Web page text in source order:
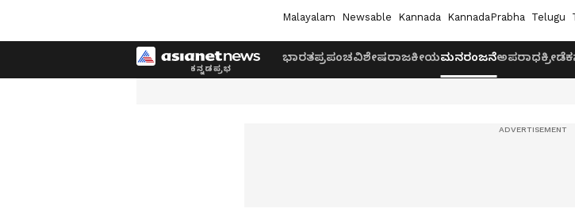
Malayalam Newsable Kannada KannadaPrabha Telugu
ಭಾರತಪ್ರಪಂಚವಿಶೇಷರಾಜಕೀಯಮನರಂಜನೆಅಪರಾಧಕ್ರೀಡೆ